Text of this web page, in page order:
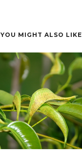
YOU MIGHT ALSO LIKE